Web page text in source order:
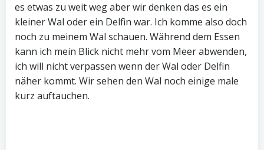
es etwas zu weit weg aber wir denken das es ein
kleiner Wal oder ein Delfin war. Ich komme also doch
noch zu meinem Wal schauen. Während dem Essen
kann ich mein Blick nicht mehr vom Meer abwenden,
ich will nicht verpassen wenn der Wal oder Delfin
näher kommt. Wir sehen den Wal noch einige male
kurz auftauchen.